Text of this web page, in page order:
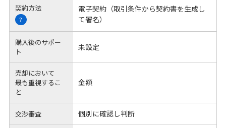
契約方法
?
電子契約（取引条件から契約書を生成し
て署名）
購入後のサポー
ト
未設定
売却において
最も重視するこ
と
金額
交渉審査 個別に確認し判断